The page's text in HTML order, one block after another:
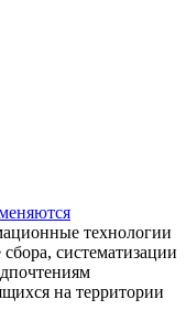
технологии
систематизации
на территории